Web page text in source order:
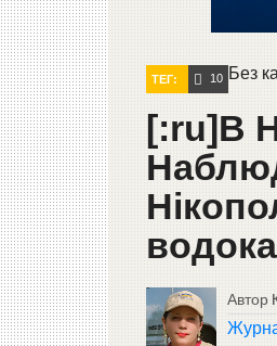
Без
ТЕГ: 10
[:ru]В
Автор